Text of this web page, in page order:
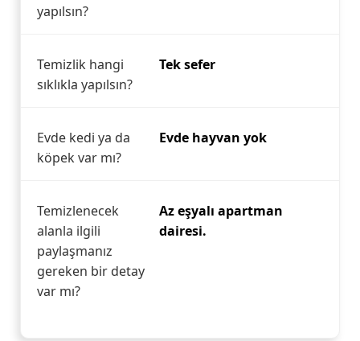
yapılsın?
Temizlik hangi
sıklıkla yapılsın?
Tek sefer
Evde kedi ya da
köpek var mı?
Evde hayvan yok
Temizlenecek
alanla ilgili
paylaşmanız
gereken bir detay
var mı?
Az eşyalı apartman
dairesi.